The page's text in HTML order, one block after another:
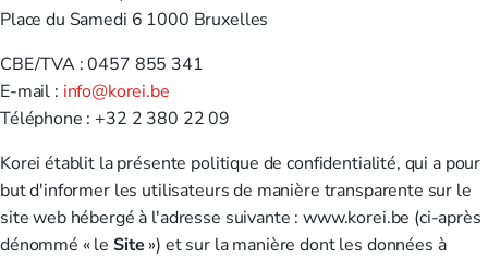
Place du Samedi 6 1000 Bruxelles
CBE/TVA : 0457 855 341
E-mail : info@korei.be
Téléphone : +32 2 380 22 09
Korei établit la présente politique de confidentialité, qui a pour
but d'informer les utilisateurs de manière transparente sur le
site web hébergé à l'adresse suivante : www.korei.be (ci-après
dénommé « leSite ») et sur la manière dont les données à